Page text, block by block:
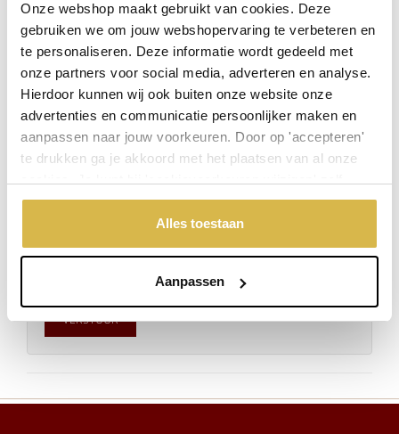
Onze webshop maakt gebruikt van cookies. Deze
gebruiken we om jouw webshopervaring te verbeteren en
te personaliseren. Deze informatie wordt gedeeld met
onze partners voor social media, adverteren en analyse.
Hierdoor kunnen wij ook buiten onze website onze
advertenties en communicatie persoonlijker maken en
aanpassen naar jouw voorkeuren. Door op 'accepteren'
te drukken ga je akkoord met het plaatsen van al onze
aangeven welke cookies jouw akkoord krijgen. En door te
'weigeren' worden alleen de functionele cookies
geplaatst. Bekijk onze cookieverklaring voor meer
Alles toestaan
Aanpassen
Laat een Reactie Achter:
VERSTUUR